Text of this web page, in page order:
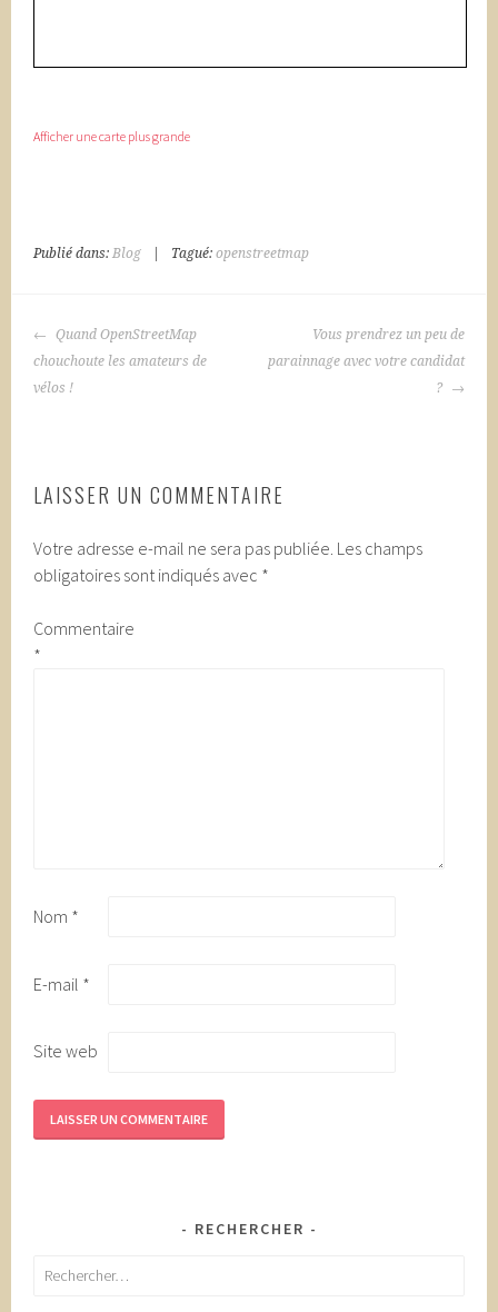
Afficher une carte plus grande
Publié dans:Blog Tagué:openstreetmap
NAVIGATION
DES
ARTICLES
Quand OpenStreetMap
chouchoute les amateurs de
vélos !
Vous prendrez un peu de
parainnage avec votre candidat
?
LAISSER UN COMMENTAIRE
Votre adresse e-mail ne sera pas publiée. Les champs
obligatoires sont indiqués avec *
Commentaire
*
Nom *
E-mail *
Site web
RECHERCHER
Rechercher :